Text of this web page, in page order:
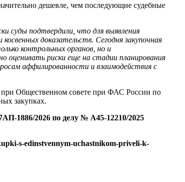
дешевле, чем последующие судебные
суды подтвердили, что для выявления
доказательств. Сегодня закупочная
контрольных органов, но и
оценивать риски еще на стадии планирования
аффилированности и взаимодействия с
Общественном совете при ФАС России по
закупках.
1886/2026 по делу № А45-12210/2025
s-edinstvennym-uchastnikom-priveli-k-